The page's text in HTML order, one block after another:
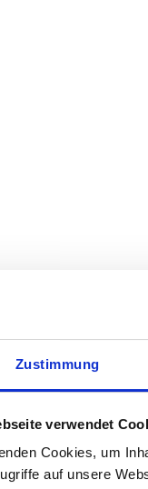
Zustimmung
verwendet
Cookies, um
auf unsere